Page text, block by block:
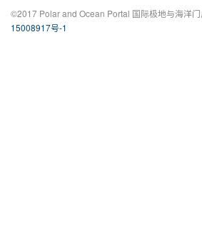
©2017 Polar and Ocean Portal 国际极地与海洋
15008917号-1